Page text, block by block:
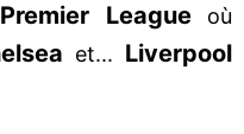
Premier Leagueoù
et... Liverpool